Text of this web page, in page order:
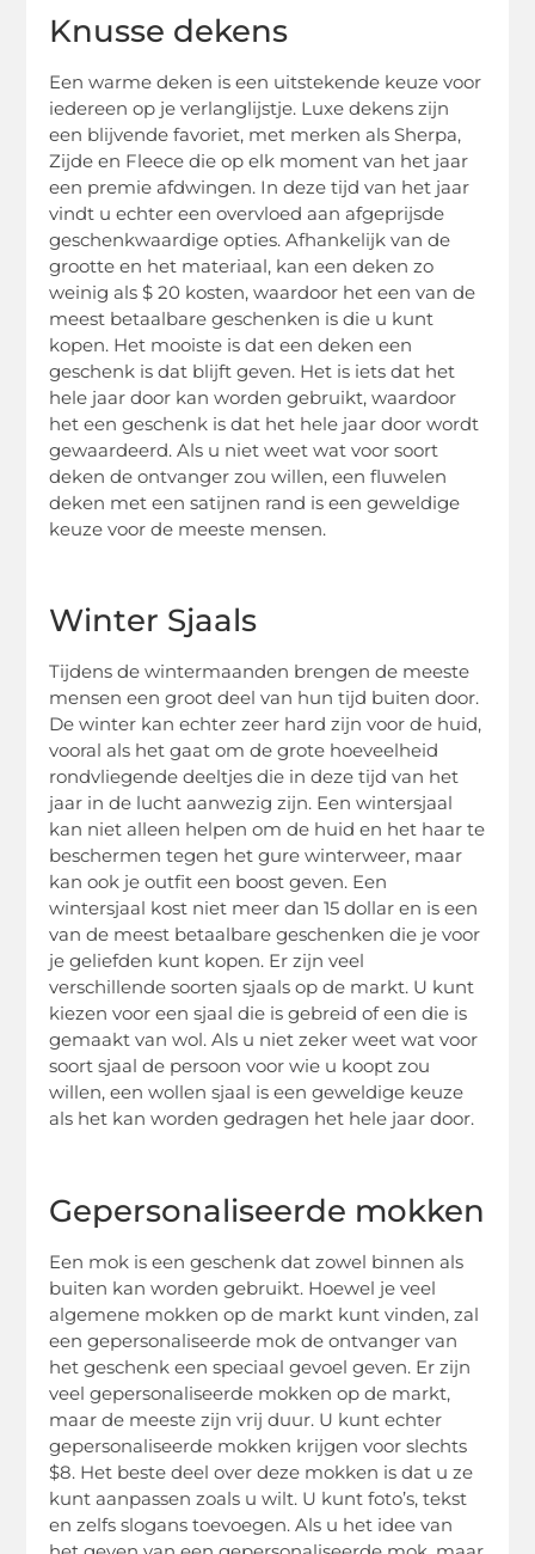
Knusse dekens
Een warme deken is een uitstekende keuze voor
iedereen op je verlanglijstje. Luxe dekens zijn
een blijvende favoriet, met merken als Sherpa,
Zijde en Fleece die op elk moment van het jaar
een premie afdwingen. In deze tijd van het jaar
vindt u echter een overvloed aan afgeprijsde
geschenkwaardige opties. Afhankelijk van de
grootte en het materiaal, kan een deken zo
weinig als $ 20 kosten, waardoor het een van de
meest betaalbare geschenken is die u kunt
kopen. Het mooiste is dat een deken een
geschenk is dat blijft geven. Het is iets dat het
hele jaar door kan worden gebruikt, waardoor
het een geschenk is dat het hele jaar door wordt
gewaardeerd. Als u niet weet wat voor soort
deken de ontvanger zou willen, een fluwelen
deken met een satijnen rand is een geweldige
keuze voor de meeste mensen.
Winter Sjaals
Tijdens de wintermaanden brengen de meeste
mensen een groot deel van hun tijd buiten door.
De winter kan echter zeer hard zijn voor de huid,
vooral als het gaat om de grote hoeveelheid
rondvliegende deeltjes die in deze tijd van het
jaar in de lucht aanwezig zijn. Een wintersjaal
kan niet alleen helpen om de huid en het haar te
beschermen tegen het gure winterweer, maar
kan ook je outfit een boost geven. Een
wintersjaal kost niet meer dan 15 dollar en is een
van de meest betaalbare geschenken die je voor
je geliefden kunt kopen. Er zijn veel
verschillende soorten sjaals op de markt. U kunt
kiezen voor een sjaal die is gebreid of een die is
gemaakt van wol. Als u niet zeker weet wat voor
soort sjaal de persoon voor wie u koopt zou
willen, een wollen sjaal is een geweldige keuze
als het kan worden gedragen het hele jaar door.
Gepersonaliseerde mokken
Een mok is een geschenk dat zowel binnen als
buiten kan worden gebruikt. Hoewel je veel
algemene mokken op de markt kunt vinden, zal
een gepersonaliseerde mok de ontvanger van
het geschenk een speciaal gevoel geven. Er zijn
veel gepersonaliseerde mokken op de markt,
maar de meeste zijn vrij duur. U kunt echter
gepersonaliseerde mokken krijgen voor slechts
$8. Het beste deel over deze mokken is dat u ze
kunt aanpassen zoals u wilt. U kunt foto’s, tekst
en zelfs slogans toevoegen. Als u het idee van